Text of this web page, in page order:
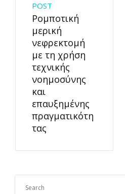
POST
Ρομποτική
μερική
νεφρεκτομή
με τη χρήση
τεχνικής
νοημοσύνης
και
επαυξημένης
πραγματικότη
τας